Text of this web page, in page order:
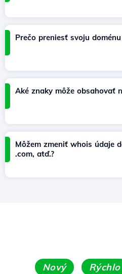
Prečo preniesť svoju
Aké znaky môže obsahovať
Môžem zmeniť whois údaje
.com, atď.?
Nový Rýchlo